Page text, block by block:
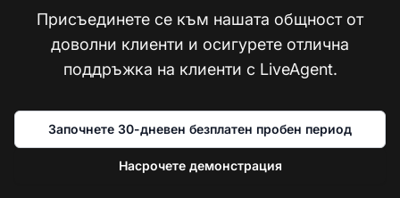
Присъединете се към нашата общност от
доволни клиенти и осигурете отлична
поддръжка на клиенти с LiveAgent.
Започнете 30-дневен безплатен пробен период
Насрочете демонстрация